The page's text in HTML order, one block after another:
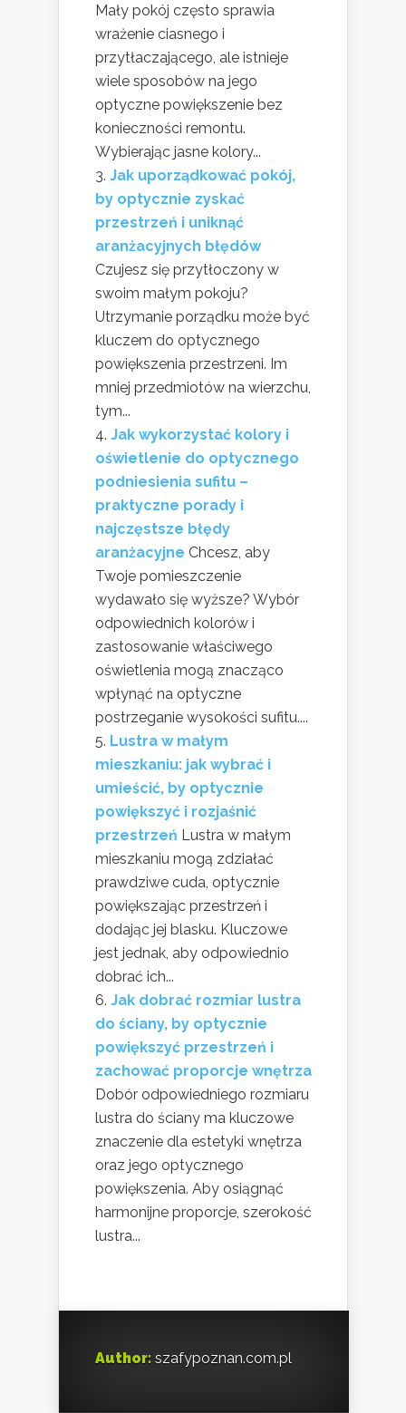
Mały pokój często sprawia
wrażenie ciasnego i
przytłaczającego, ale istnieje
wiele sposobów na jego
optyczne powiększenie bez
konieczności remontu.
Wybierając jasne kolory...
Jak uporządkować pokój,
by optycznie zyskać
przestrzeń i uniknąć
aranżacyjnych błędów
Czujesz się przytłoczony w
swoim małym pokoju?
Utrzymanie porządku może być
kluczem do optycznego
powiększenia przestrzeni. Im
mniej przedmiotów na wierzchu,
tym...
Jak wykorzystać kolory i
oświetlenie do optycznego
podniesienia sufitu –
praktyczne porady i
najczęstsze błędy
aranżacyjne Chcesz, aby
Twoje pomieszczenie
wydawało się wyższe? Wybór
odpowiednich kolorów i
zastosowanie właściwego
oświetlenia mogą znacząco
wpłynąć na optyczne
postrzeganie wysokości sufitu....
Lustra w małym
mieszkaniu: jak wybrać i
umieścić, by optycznie
powiększyć i rozjaśnić
przestrzeń Lustra w małym
mieszkaniu mogą zdziałać
prawdziwe cuda, optycznie
powiększając przestrzeń i
dodając jej blasku. Kluczowe
jest jednak, aby odpowiednio
dobrać ich...
Jak dobrać rozmiar lustra
do ściany, by optycznie
powiększyć przestrzeń i
zachować proporcje wnętrza
Dobór odpowiedniego rozmiaru
lustra do ściany ma kluczowe
znaczenie dla estetyki wnętrza
oraz jego optycznego
powiększenia. Aby osiągnąć
harmonijne proporcje, szerokość
lustra...
Author: szafypoznan.com.pl